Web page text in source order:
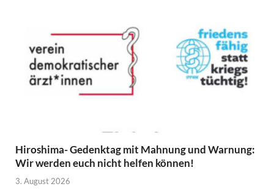
Hiroshima- Gedenktag mit Mahnung und Warnung:
Wir werden euch nicht helfen können!
3. August 2026